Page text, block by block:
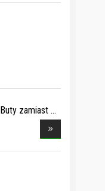
Buty zamiast